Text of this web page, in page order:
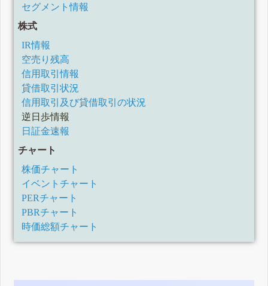
セグメント情報
株式
IR情報
空売り残高
信用取引情報
貸借取引状況
信用取引及び貸借取引の状況
逆日歩情報
日証金速報
チャート
株価チャート
イベントチャート
PERチャート
PBRチャート
時価総額チャート